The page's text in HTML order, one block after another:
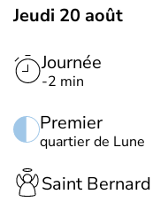
Jeudi 20 août
Journée
-2 min
Premier
quartier de Lune
Saint Bernard